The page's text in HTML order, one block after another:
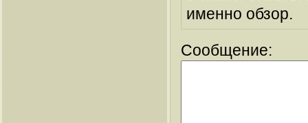
именно обзор.
Сообщение: